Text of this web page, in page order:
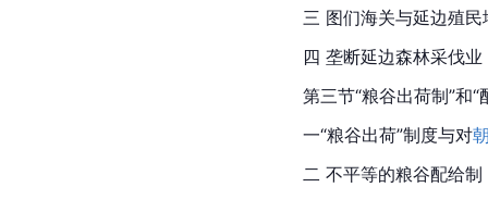
三 图们海关与延边殖
四 垄断延边森林采伐业
第三节“粮谷出荷制”和“
一“粮谷出荷”制度与对
二 不平等的粮谷配给制